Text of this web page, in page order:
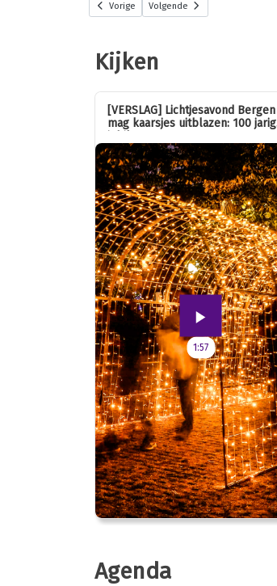
Vorige Volgende
Kijken
[VERSLAG] Lichtjesavond Bergen
mag kaarsjes uitblazen: 100 jarig
1:57
Agenda